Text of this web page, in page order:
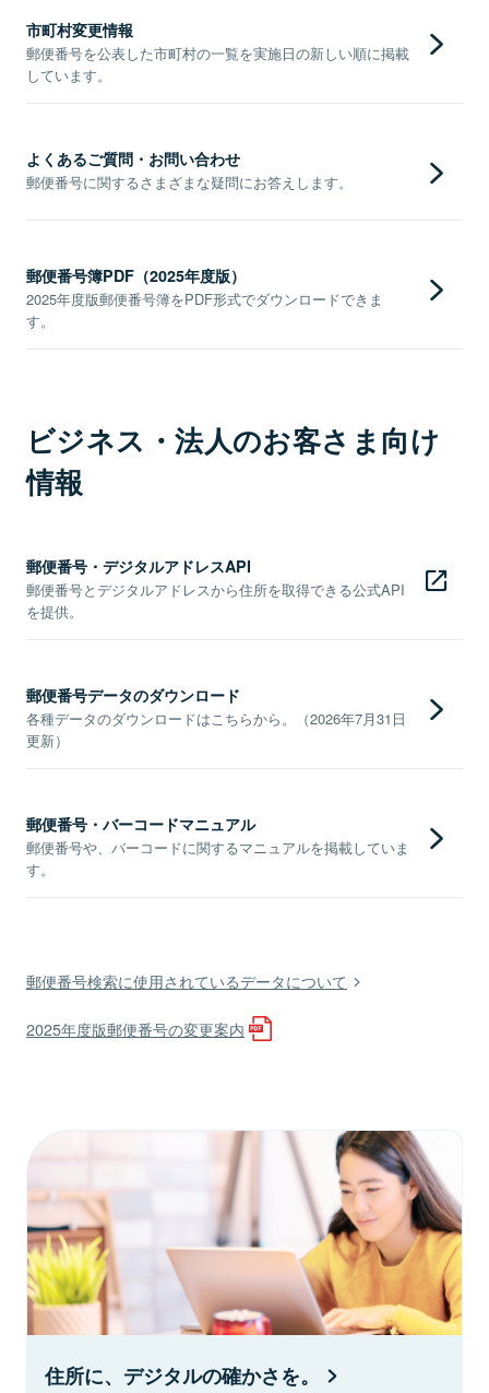
市町村変更情報
郵便番号を公表した市町村の一覧を実施日の新しい順に掲載
しています。
よくあるご質問・お問い合わせ
郵便番号に関するさまざまな疑問にお答えします。
郵便番号簿PDF（2025年度版）
2025年度版郵便番号簿をPDF形式でダウンロードできま
す。
ビジネス・法人のお客さま向け
情報
郵便番号・デジタルアドレスAPI
郵便番号とデジタルアドレスから住所を取得できる公式API
を提供。
郵便番号データのダウンロード
各種データのダウンロードはこちらから。（2026年7月31日
更新）
郵便番号・バーコードマニュアル
郵便番号や、バーコードに関するマニュアルを掲載していま
す。
郵便番号検索に使用されているデータについて
2025年度版郵便番号の変更案内
住所に、デジタルの確かさを。